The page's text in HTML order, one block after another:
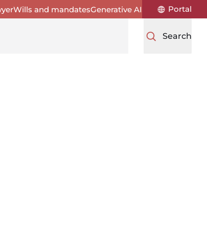
Wills and mandatesGenerative AI Portal
Search